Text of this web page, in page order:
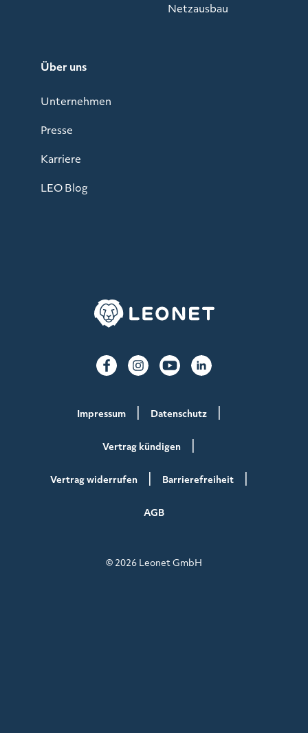
Netzausbau
Über uns
Unternehmen
Presse
Karriere
LEO Blog
Impressum Datenschutz
Vertrag kündigen
Vertrag widerrufen Barrierefreiheit
AGB
© 2026 Leonet GmbH